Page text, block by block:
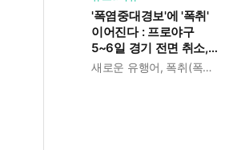
'폭염중대경보'에 '폭취'
이어진다 : 프로야구
5~6일 경기 전면 취소,
경복궁 수문장 교대식새로운 유행어, 폭취(폭염취소)